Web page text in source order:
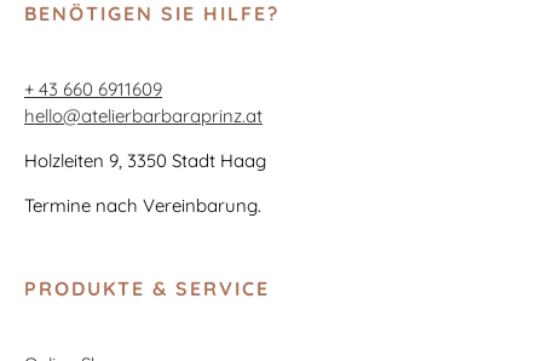
BENÖTIGEN SIE HILFE?
+ 43 660 6911609
hello@atelierbarbaraprinz.at
Holzleiten 9, 3350 Stadt Haag
Termine nach Vereinbarung.
PRODUKTE & SERVICE